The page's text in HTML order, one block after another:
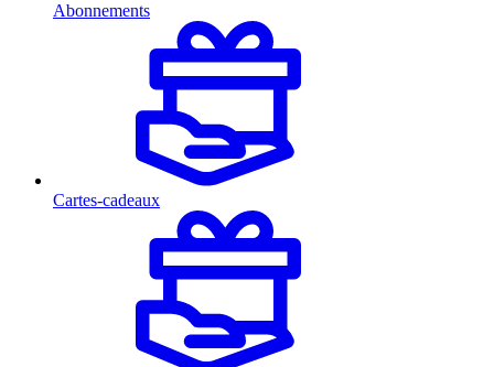
Abonnements
Cartes-cadeaux